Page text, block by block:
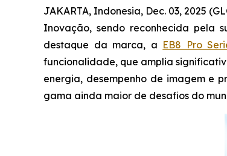
JAKARTA, Indonesia, Dec. 03, 2025
Inovação, sendo reconhecida pela
destaque da marca, a EB8 Pro
funcionalidade, que amplia
energia, desempenho de imagem e
gama ainda maior de desafios do